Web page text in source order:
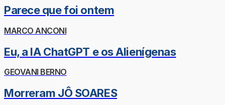
Parece que foi ontem
MARCO ANCONI
Eu, a IA ChatGPT e os Alienígenas
GEOVANI BERNO
Morreram JÔ SOARES